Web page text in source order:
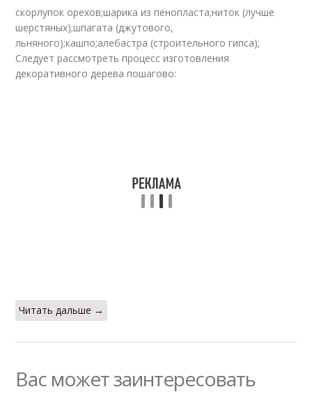
скорлупок орехов;шарика из пенопласта;ниток (лучше
шерстяных);шпагата (джутового,
льняного);кашпо;алебастра (строительного гипса);
Следует рассмотреть процесс изготовления
декоративного дерева пошагово:
Читать дальше →
Вас может заинтересовать